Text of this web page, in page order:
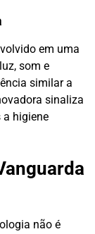
em uma
som e
similar a
sinaliza
higiene
não é